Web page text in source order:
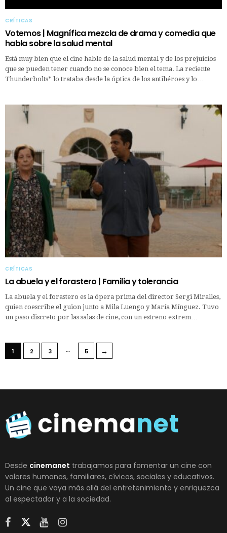
CRÍTICAS
Votemos | Magnífica mezcla de drama y comedia que
habla sobre la salud mental
Está muy bien que el cine hable de la salud mental y de los prejuicios
que se pueden tener cuando no se conoce bien el tema. La reciente
Thunderbolts* lo trataba desde la óptica de los antihéroes y lo…
CRÍTICAS
La abuela y el forastero | Familia y tolerancia
La abuela y el forastero es la ópera prima del director Sergi Miralles,
quien coescribe el guion junto a Mila Luengo y María Mínguez. Tuvo
un paso discreto por las salas de cine, con un estreno extrem…
1 2 3 … 5 →
Desde cinemanet trabajamos para fomentar un cine con
valores humanos, familiares, cívicos, sociales y educativos.
Un cine que vaya más allá del entretenimiento y enriquezca
al espectador y a la sociedad.